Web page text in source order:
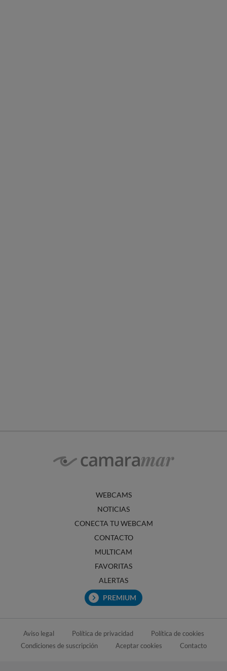
WEBCAMS
NOTICIAS
CONECTA TU WEBCAM
CONTACTO
MULTICAM
FAVORITAS
ALERTAS
PREMIUM
Aviso legal Política de privacidad
Política de cookies
Condiciones de suscripción
Aceptar cookies Contacto